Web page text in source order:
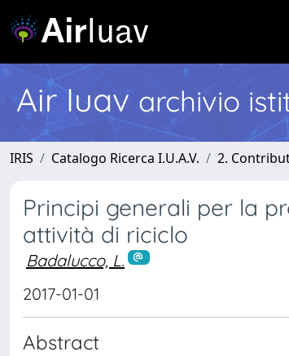
Air Iuav archivio
IRIS Catalogo Ricerca I.U.A.V. 2.
Principi generali per la
attività di riciclo
Badalucco, L.
2017-01-01
Abstract